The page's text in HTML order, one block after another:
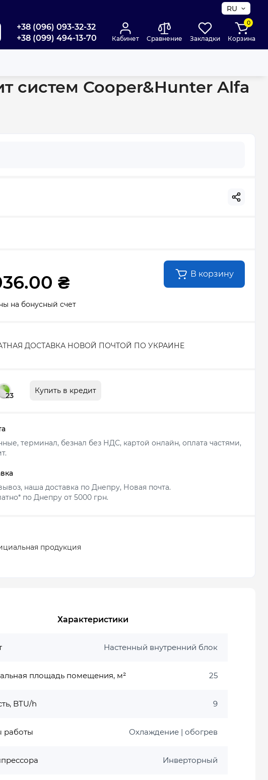
RU
+38 (096) 093-32-32
+38 (099) 494-13-70
Кабинет Сравнение Закладки
0
Корзина
Alfa Inverter WI-FI R32 CH-S09FTXE-NG(I)
систем Cooper&Hunter Alfa
₴ В корзину
на бонусный счет
ДОСТАВКА НОВОЙ ПОЧТОЙ ПО УКРАИНЕ
23
Купить в кредит
терминал, безнал без НДС, картой онлайн, оплата частями,
наша доставка по Днепру, Новая почта.
по Днепру от 5000 грн.
продукция
Характеристики
Настенный внутренний блок
площадь помещения, м² 25
BTU/h 9
работы Охлаждение | обогрев
Инверторный